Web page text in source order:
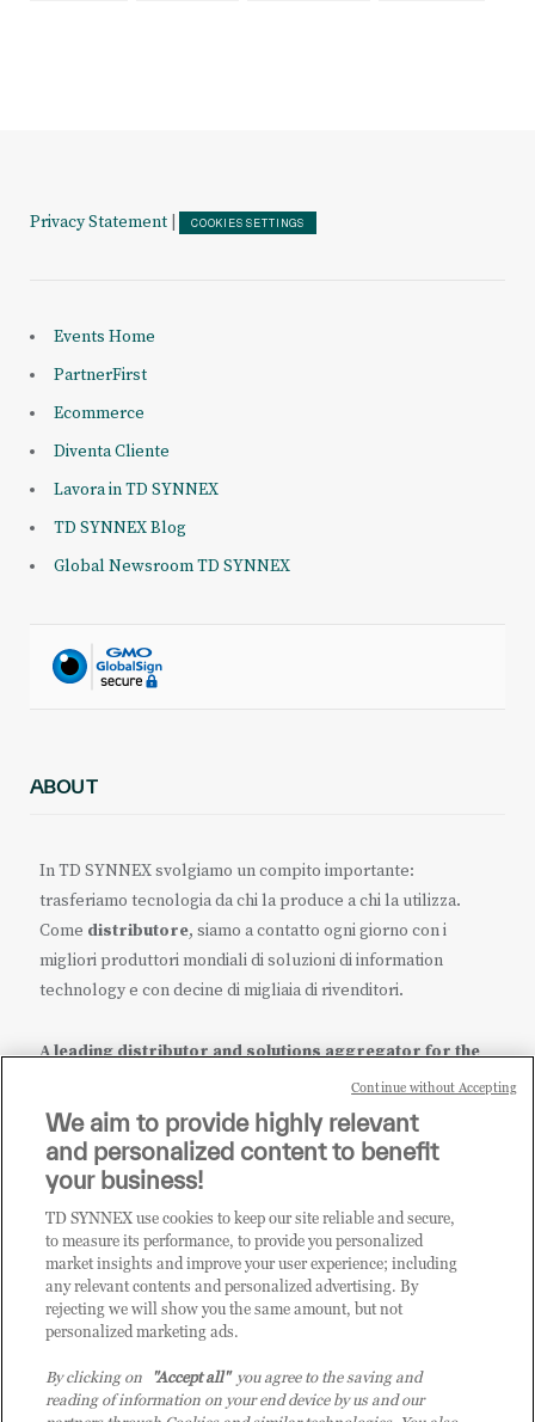
Privacy Statement COOKIES SETTINGS
Events Home
PartnerFirst
Ecommerce
Diventa Cliente
Lavora in TD SYNNEX
TD SYNNEX Blog
Global Newsroom TD SYNNEX
ABOUT
In TD SYNNEX svolgiamo un compito importante:
trasferiamo tecnologia da chi la produce a chi la utilizza.
Come distributore, siamo a contatto ogni giorno con i
migliori produttori mondiali di soluzioni di information
technology e con decine di migliaia di rivenditori.
A leading distributor and solutions aggregator for the
it.tdsynnex.com|eu.tdsynnex.com|tdsynnex.com
CATEGORIE
Categorie
We aim to provide highly relevant
and personalized content to benefit
your business!
TD SYNNEX use cookies to keep our site reliable and secure,
to measure its performance, to provide you personalized
market insights and improve your user experience; including
any relevant contents and personalized advertising. By
rejecting we will show you the same amount, but not
personalized marketing ads.
By clicking on "Accept all"you agree to the saving and
reading of information on your end device by us and our
Continue without Accepting